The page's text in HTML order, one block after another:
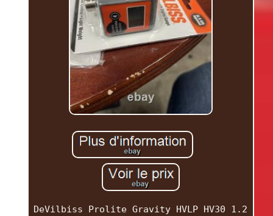
DeVilbiss Prolite Gravity HVLP HV30 1.2